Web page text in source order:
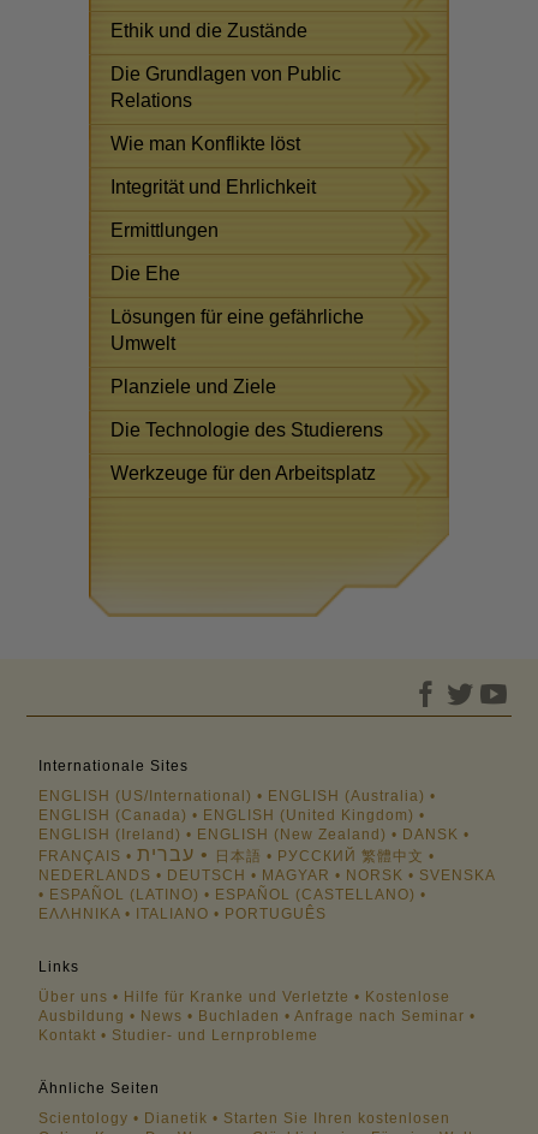
Ethik und die Zustände
Die Grundlagen von Public
Relations
Wie man Konflikte löst
Integrität und Ehrlichkeit
Ermittlungen
Die Ehe
Lösungen für eine gefährliche
Umwelt
Planziele und Ziele
Die Technologie des Studierens
Werkzeuge für den Arbeitsplatz
Internationale Sites
ENGLISH (US/International)
ENGLISH (Australia)
ENGLISH (Canada)
ENGLISH (United Kingdom)
ENGLISH (Ireland)
ENGLISH (New Zealand)
DANSK
FRANÇAIS
עברית 日本語 РУССКИЙ 繁體中文
NEDERLANDS
DEUTSCH MAGYAR NORSK
SVENSKA
ESPAÑOL (LATINO)
ESPAÑOL (CASTELLANO)
ΕΛΛΗΝΙΚA
ITALIANO PORTUGUÊS
Links
Über uns
Hilfe für Kranke und Verletzte
Kostenlose
Ausbildung
News Buchladen
Anfrage nach Seminar
Kontakt
Studier- und Lernprobleme
Ähnliche Seiten
Scientology
Dianetik
Starten Sie Ihren kostenlosen